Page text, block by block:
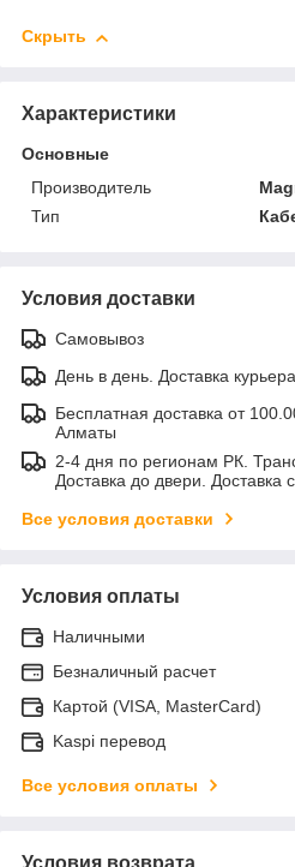
Скрыть
Характеристики
Основные
Производитель
Тип
Условия доставки
Самовывоз
День в день. Доставка
Бесплатная доставка от
Алматы
2-4 дня по регионам РК.
Доставка до двери. Доставка
Все условия доставки
Условия оплаты
Наличными
Безналичный расчет
Картой (VISA, MasterCard)
Kaspi перевод
Все условия оплаты